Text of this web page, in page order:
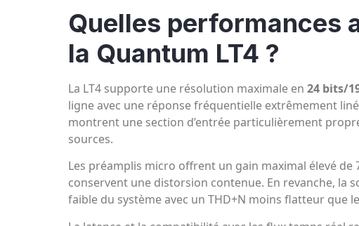
Quelles performances
la Quantum LT4 ?
La LT4 supporte une résolution maximale en 24 bits/
ligne avec une réponse fréquentielle extrêmement
montrent une section d’entrée particulièrement
sources.
Les préamplis micro offrent un gain maximal élevé de
conservent une distorsion contenue. En revanche, la
faible du système avec un THD+N moins flatteur que